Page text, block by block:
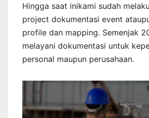
Hingga saat inikami sudah
project dokumentasi event
profile dan mapping. Semenjak
melayani dokumentasi untuk
personal maupun perusahaan.